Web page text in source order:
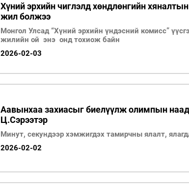
Хүний эрхийн чиглэлд хөндлөнгийн
жил болжээ
Монгол Улсад “Хүний эрхийн үндэсний комисс”
жилийн ой энэ онд тохиож байн
2026-02-03
Аавынхаа захиасыг биелүүлж олимпын
Ц.Сэрээтэр
Минут, секундээр хэмжигдэх тамирчны ялалт,
2026-02-02